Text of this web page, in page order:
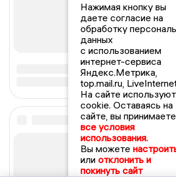
Нажимая кнопку вы
даете согласие на
обработку
данных
с использованием
интернет-сервиса
Яндекс.Метрика,
top.mail.ru,
На сайте
cookie. Оставаясь на
сайте, вы принимаете
все условия
использования.
Вы можете
или отклонить и
покинуть сайт